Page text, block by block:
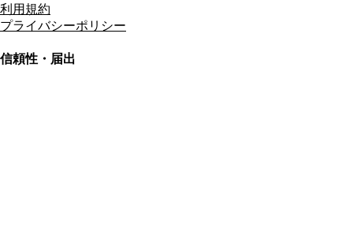
利用規約
プライバシーポリシー
信頼性・届出